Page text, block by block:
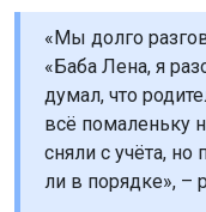
«Мы долго
«Баба Лена, я
думал, что
всё помаленьку
сняли с учёта,
ли в порядке», –